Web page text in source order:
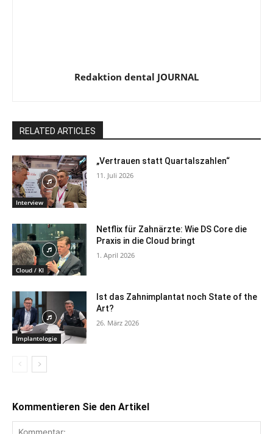
Redaktion dental JOURNAL
RELATED ARTICLES
Interview
„Vertrauen statt Quartalszahlen“
11. Juli 2026
Cloud / KI
Netflix für Zahnärzte: Wie DS Core die
Praxis in die Cloud bringt
1. April 2026
Implantologie
Ist das Zahnimplantat noch State of the
Art?
26. März 2026
Kommentieren Sie den Artikel